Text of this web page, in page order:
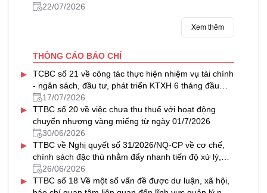
viên, kế toán viên năm 2025
22/07/2026
Xem thêm
THÔNG CÁO BÁO CHÍ
▸
TCBC số 21 về công tác thực hiện nhiệm vụ tài chính
- ngân sách, đầu tư, phát triển KTXH 6 tháng đầu
năm, triển khai nhiệm vụ 6 tháng cuối năm 2026
17/07/2026
▸
TTBC số 20 về việc chưa thu thuế với hoạt động
chuyển nhượng vàng miếng từ ngày 01/7/2026
30/06/2026
▸
TTBC về Nghị quyết số 31/2026/NQ-CP về cơ chế,
chính sách đặc thù nhằm đẩy nhanh tiến độ xử lý,
khai thác nhà, đất dôi dư sau sắp xếp tổ chức bộ
máy và đơn vị hành chính
26/06/2026
▸
TTBC số 18 Về một số vấn đề được dư luận, xã hội,